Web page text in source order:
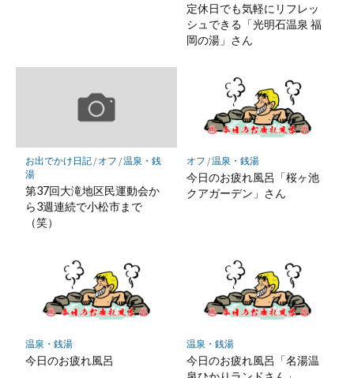
定休日でも気軽にリフレッ
シュできる「光明石温泉 福
岡の湯」さん
お出でかけ日記/ オフ /温泉・銭
湯
第37回大滝地区民運動会か
ら3週連続で小松市まで
（笑）
オフ /温泉・銭湯
今日のお疲れ風呂「桜ヶ池
クアガーデン」さん
温泉・銭湯
今日のお疲れ風呂
温泉・銭湯
今日のお疲れ風呂「名湯温